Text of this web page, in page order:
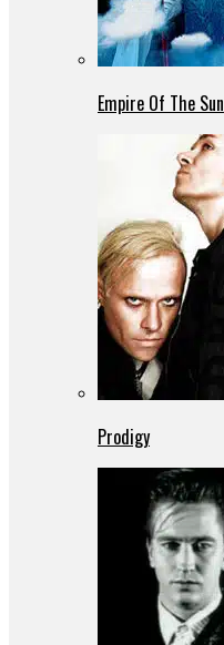
Empire Of The Sun
Prodigy